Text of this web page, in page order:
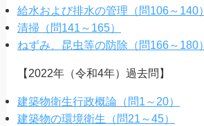
給水および排水の管理（問106～140）
清掃（問141～165）
ねずみ、昆虫等の防除（問166～180）
【2022年（令和4年）過去問】
建築物衛生行政概論（問1～20）
建築物の環境衛生（問21～45）